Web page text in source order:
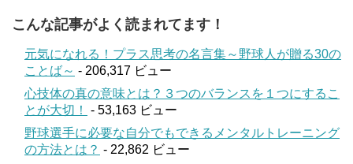
こんな記事がよく読まれてます！
元気になれる！プラス思考の名言集～野球人が贈る30の
ことば～ - 206,317 ビュー
心技体の真の意味とは？３つのバランスを１つにするこ
とが大切！
- 53,163 ビュー
野球選手に必要な自分でもできるメンタルトレーニング
の方法とは？ - 22,862 ビュー